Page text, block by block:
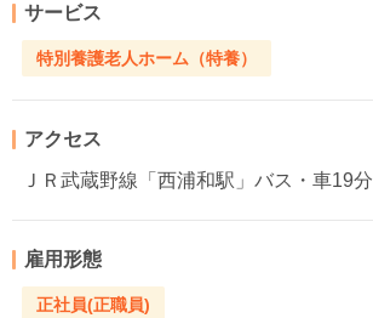
サービス
特別養護老人ホーム（特養）
アクセス
ＪＲ武蔵野線「西浦和駅」バス・車19分
雇用形態
正社員(正職員)